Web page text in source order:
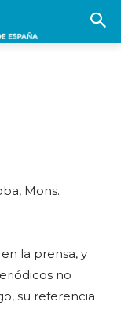
Mons.
la prensa, y
no
su referencia